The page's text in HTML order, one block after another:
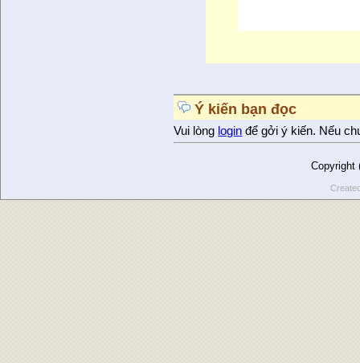
Ý kiến bạn đọc
Vui lòng login để gởi ý kiến. Nếu
Copyright